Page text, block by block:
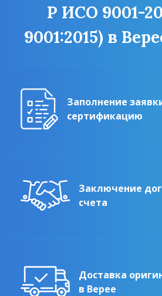
Р ИСО 9001-
9001:2015) в
Заполнение
сертификацию
Заключение
счета
Доставка
в Верее